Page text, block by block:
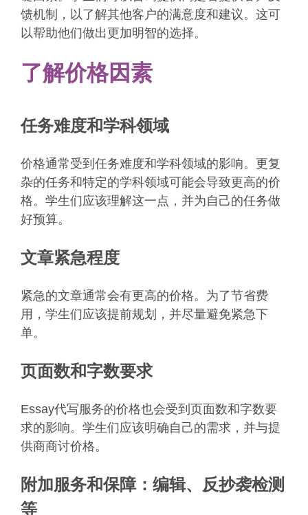
馈机制，以了解其他客户的满意度和建议。这可
以帮助他们做出更加明智的选择。
了解价格因素
任务难度和学科领域
价格通常受到任务难度和学科领域的影响。更复
杂的任务和特定的学科领域可能会导致更高的价
格。学生们应该理解这一点，并为自己的任务做
好预算。
文章紧急程度
紧急的文章通常会有更高的价格。为了节省费
用，学生们应该提前规划，并尽量避免紧急下
单。
页面数和字数要求
Essay代写服务的价格也会受到页面数和字数要
求的影响。学生们应该明确自己的需求，并与提
供商商讨价格。
附加服务和保障：编辑、反抄袭检测
等